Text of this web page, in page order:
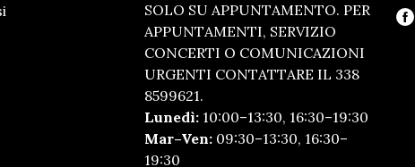
SOLO SU APPUNTAMENTO. PER
APPUNTAMENTI, SERVIZIO
CONCERTI O COMUNICAZIONI
URGENTI CONTATTARE IL 338
8599621.
Lunedì: 10:00–13:30, 16:30–19:30
Mar–Ven: 09:30–13:30, 16:30–
19:30